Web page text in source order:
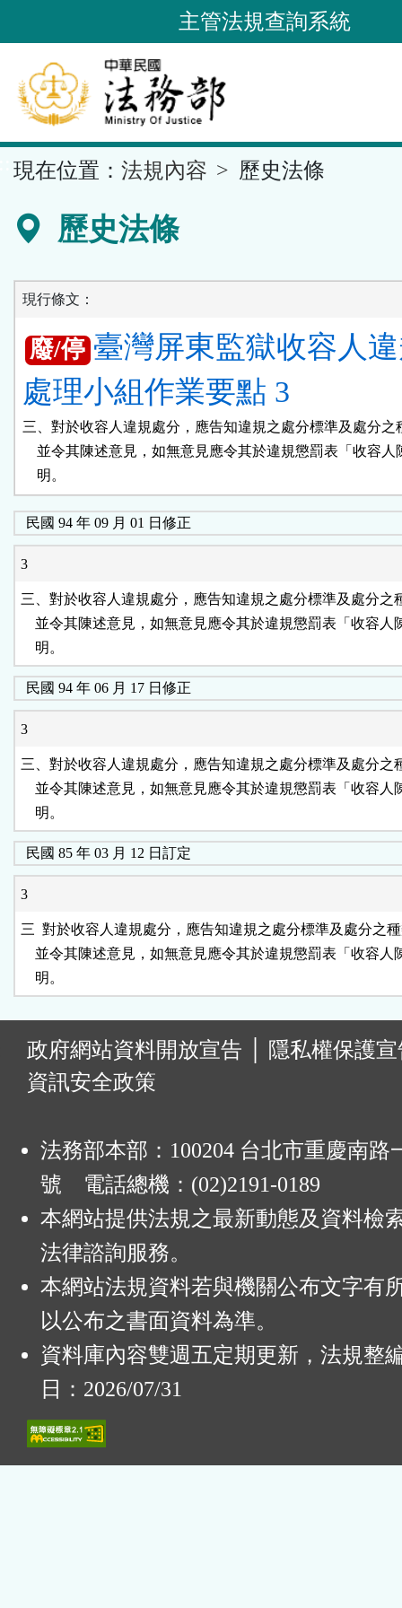
到
要
內
容
區
主管法規查詢系統
現在位置： 法規內容 歷史法條
歷史法條
現行條文：
廢/停 臺灣屏東監獄收容人
處理小組作業要點 3
三、對於收容人違規處分，應告知違規之處分標準及處分之
並令其陳述意見，如無意見應令其於違規懲罰表「收容人
    明。
民國 94 年 09 月 01 日修正
3
三、對於收容人違規處分，應告知違規之處分標準及處分之
並令其陳述意見，如無意見應令其於違規懲罰表「收容人
    明。
民國 94 年 06 月 17 日修正
3
三、對於收容人違規處分，應告知違規之處分標準及處分之
並令其陳述意見，如無意見應令其於違規懲罰表「收容人
    明。
民國 85 年 03 月 12 日訂定
3
三  對於收容人違規處分，應告知違規之處分標準及處分之
並令其陳述意見，如無意見應令其於違規懲罰表「收容人
政府網站資料開放宣告
隱私權保護
資訊安全政策
法務部本部：100204 台北市重慶南路
號 電話總機：(02)2191-0189
本網站提供法規之最新動態及資料檢
法律諮詢服務。
本網站法規資料若與機關公布文字有
以公布之書面資料為準。
資料庫內容雙週五定期更新，法規整
日：2026/07/31